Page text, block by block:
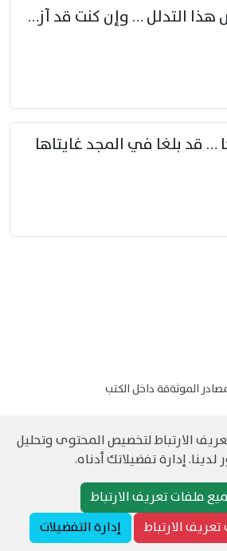
أفاطم مهلا بعض هذا التدلل … وإن كنت قد أزمعت صرمي فأجملي
… قد بلغا في المجد غايتاها
الموثةقة داخل الكتب
جميع الحقوق محفوظةسياسة و الخصوصية
الارتباط لتخصيص المحتوى وتحليل
لدينا. إدارة تفضيلاتك أدناه.
ملفات تعريف الارتباط
الارتباط
إدارة التفضيلات